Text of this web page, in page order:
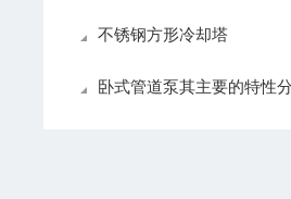
不锈钢方形冷却塔
卧式管道泵其主要的特性分别是什